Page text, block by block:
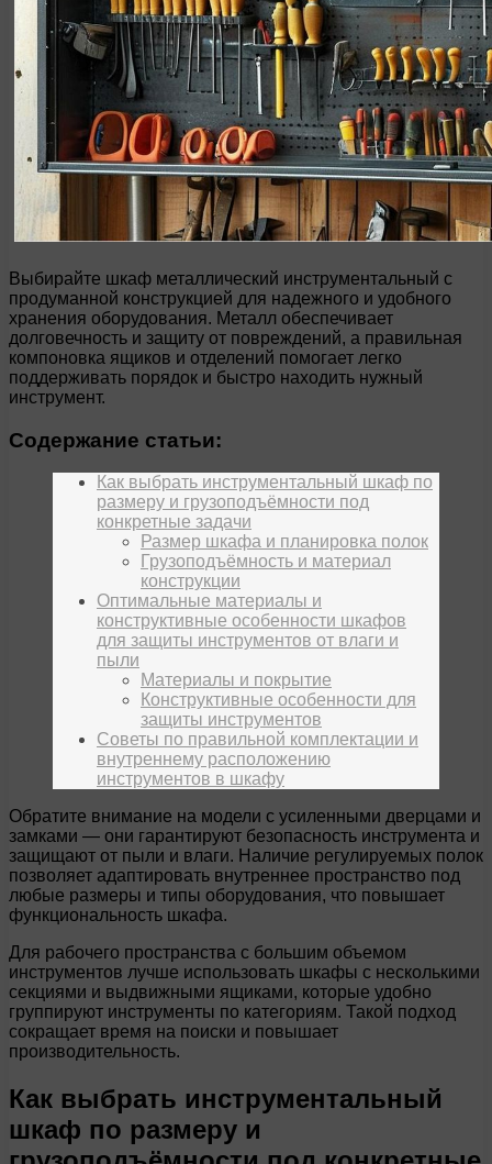
Выбирайте шкаф металлический инструментальный с
продуманной конструкцией для надежного и удобного
хранения оборудования. Металл обеспечивает
долговечность и защиту от повреждений, а правильная
компоновка ящиков и отделений помогает легко
поддерживать порядок и быстро находить нужный
инструмент.
Содержание статьи:
Как выбрать инструментальный шкаф по
размеру и грузоподъёмности под
конкретные задачи
Размер шкафа и планировка полок
Грузоподъёмность и материал
конструкции
Оптимальные материалы и
конструктивные особенности шкафов
для защиты инструментов от влаги и
пыли
Материалы и покрытие
Конструктивные особенности для
защиты инструментов
Советы по правильной комплектации и
внутреннему расположению
инструментов в шкафу
Обратите внимание на модели с усиленными дверцами и
замками — они гарантируют безопасность инструмента и
защищают от пыли и влаги. Наличие регулируемых полок
позволяет адаптировать внутреннее пространство под
любые размеры и типы оборудования, что повышает
функциональность шкафа.
Для рабочего пространства с большим объемом
инструментов лучше использовать шкафы с несколькими
секциями и выдвижными ящиками, которые удобно
группируют инструменты по категориям. Такой подход
сокращает время на поиски и повышает
производительность.
Как выбрать инструментальный
шкаф по размеру и